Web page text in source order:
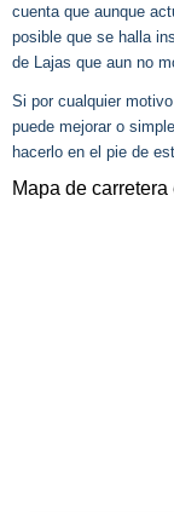
cuenta que aunque
posible que se halla
de Lajas que aun no
Si por cualquier
puede mejorar o
hacerlo en el pie de
Mapa de